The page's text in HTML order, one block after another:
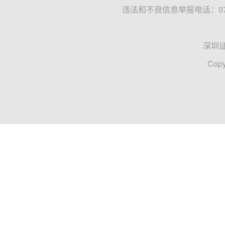
违法和不良信息举报电话：
深圳